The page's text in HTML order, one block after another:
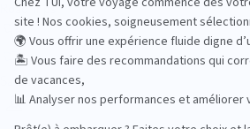
Road Trips
Safari